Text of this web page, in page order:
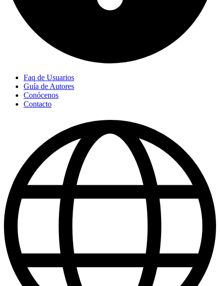
Faq de Usuarios
Guía de Autores
Conócenos
Contacto